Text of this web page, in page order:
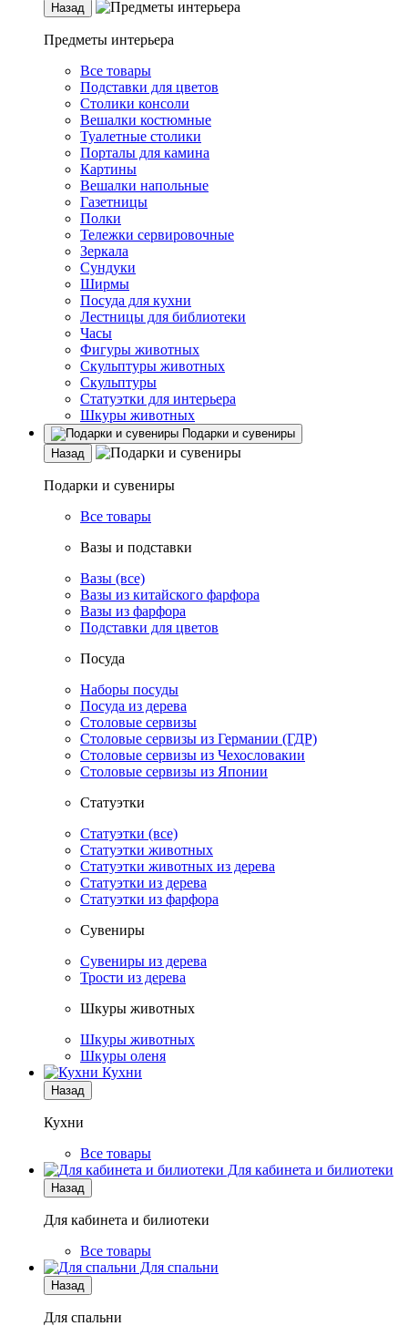
Назад
Предметы интерьера
Все товары
Подставки для цветов
Столики консоли
Вешалки костюмные
Туалетные столики
Порталы для камина
Картины
Вешалки напольные
Газетницы
Полки
Тележки сервировочные
Зеркала
Сундуки
Ширмы
Посуда для кухни
Лестницы для библиотеки
Часы
Фигуры животных
Скульптуры животных
Скульптуры
Статуэтки для интерьера
Шкуры животных
Подарки и сувениры
Назад
Подарки и сувениры
Все товары
Вазы и подставки
Вазы (все)
Вазы из китайского фарфора
Вазы из фарфора
Подставки для цветов
Посуда
Наборы посуды
Посуда из дерева
Столовые сервизы
Столовые сервизы из Германии (ГДР)
Столовые сервизы из Чехословакии
Столовые сервизы из Японии
Статуэтки
Статуэтки (все)
Статуэтки животных
Статуэтки животных из дерева
Статуэтки из дерева
Статуэтки из фарфора
Сувениры
Сувениры из дерева
Трости из дерева
Шкуры животных
Шкуры животных
Шкуры оленя
Кухни
Назад
Кухни
Все товары
Для кабинета и билиотеки
Назад
Для кабинета и билиотеки
Все товары
Для спальни
Назад
Для спальни